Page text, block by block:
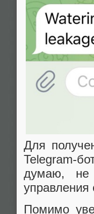
Для
Telegram-
думаю, не
управления
Помимо